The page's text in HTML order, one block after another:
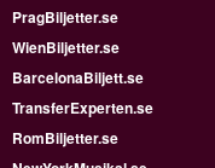
PragBiljetter.se
WienBiljetter.se
BarcelonaBiljett.se
TransferExperten.se
RomBiljetter.se